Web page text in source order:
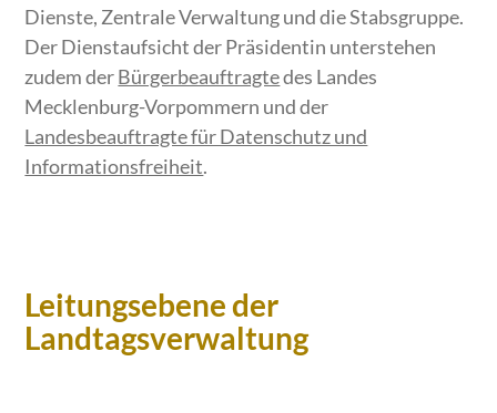
Dienste, Zentrale Verwaltung und die Stabsgruppe.
Der Dienstaufsicht der Präsidentin unterstehen
zudem derBürgerbeauftragtedes Landes
Mecklenburg-Vorpommern und der
Landesbeauftragte für Datenschutz und
Informationsfreiheit.
Leitungsebene der
Landtagsverwaltung